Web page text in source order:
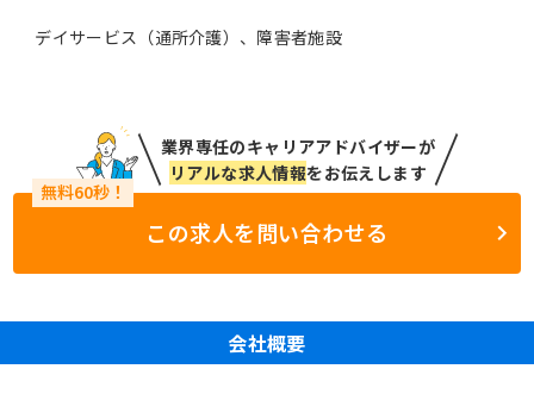
デイサービス（通所介護）、障害者施設
業界専任のキャリアアドバイザーが
リアルな求人情報をお伝えします
この求人を問い合わせる
会社概要